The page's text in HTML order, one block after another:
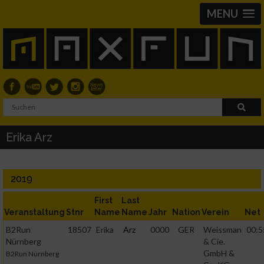
MENU
Erika Arz
2019
Veranstaltung Stnr
First
Name
Last
NameJahr NationVerein Net
B2Run
Nürnberg
B2Run Nürnberg
18507 Erika Arz 0000 GER
Weissman
& Cie.
GmbH &